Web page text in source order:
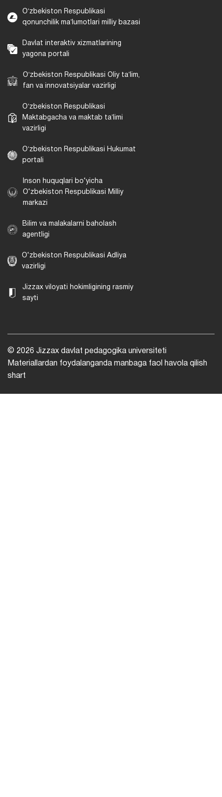
Oʻzbekiston Respublikasi
qonunchilik maʼlumotlari milliy bazasi
Davlat interaktiv xizmatlarining
yagona portali
Oʻzbekiston Respublikasi Oliy taʼlim,
fan va innovatsiyalar vazirligi
Oʻzbekiston Respublikasi
Maktabgacha va maktab taʼlimi
vazirligi
Oʻzbekiston Respublikasi Hukumat
portali
Inson huquqlari bo‘yicha
O‘zbekiston Respublikasi Milliy
markazi
Bilim va malakalarni baholash
agentligi
O‘zbekiston Respublikasi Adliya
vazirligi
Jizzax viloyati hokimligining rasmiy
sayti
© 2026 Jizzax davlat pedagogika universiteti
Materiallardan foydalanganda manbaga faol havola qilish
shart